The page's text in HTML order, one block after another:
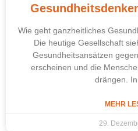
Wie geht ganzheitliches
Die heutige Gesellschaft
Gesundheitsansätzen
erscheinen und die
drängen.
MEHR
29.